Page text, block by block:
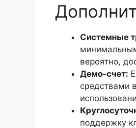
Системные
вероятно,
Демо-счет:
средствами
поддержку